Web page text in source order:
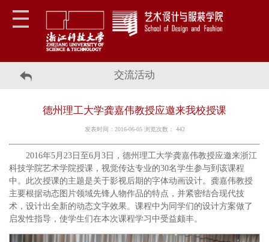
交流活动
德州理工大学龚嘉伟教授应邀来我校授课
发表时间：2016-06-05 浏览次数： 442
2016年5月23日至6月3日，德州理工大学龚嘉伟教授应邀来浙江
科技学院艺术学院授课，视觉传达专业的30名学生参与到该课程
中。此次授课的主题是关于影视后期的字体动画设计。龚嘉伟教授
主要根据动态图片领域先锋人物作品的特点，并紧密结合现代技
术，设计出全新的动态文字效果。课程中为同学们的设计方案做了
启发性指导，使学生们在本次课程学习中受益颇丰。